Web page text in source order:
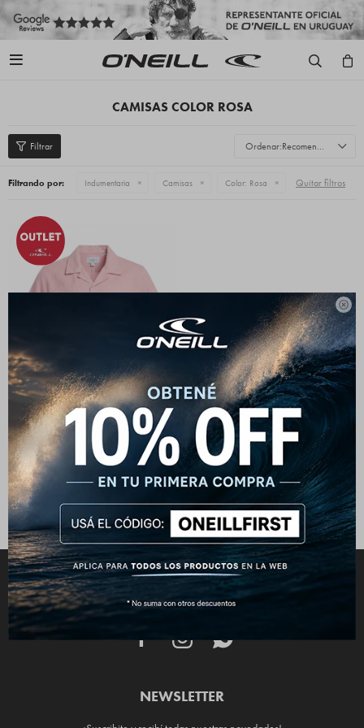


CAMISAS COLOR ROSA
Recomendados
Filtrando por: Indumentaria Camisas Color: Rosa Quitar filtros
Camisa Oneill Polly - Rosada
CONECTATE
  
NEWSLETTER